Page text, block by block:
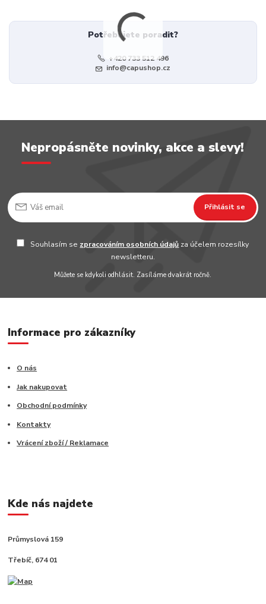
Potřebujete poradit?
+420 733 512 496
info@capushop.cz
Nepropásněte novinky, akce a slevy!
Přihlásit se
Souhlasím se zpracováním osobních údajů za účelem rozesílky
newsletteru.
Můžete se kdykoli odhlásit. Zasíláme dvakrát ročně.
Informace pro zákazníky
O nás
Jak nakupovat
Obchodní podmínky
Kontakty
Vrácení zboží / Reklamace
Kde nás najdete
Průmyslová 159
Třebíč, 674 01